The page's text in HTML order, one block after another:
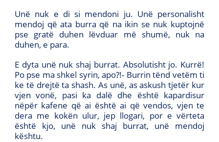
Unë nuk e di si mendoni ju. Unë personalisht
mendoj që ata burra që na ikin se nuk kuptojnë
pse gratë duhen lëvduar më shumë, nuk na
duhen, e para.
E dyta unë nuk shaj burrat. Absolutisht jo. Kurrë!
Po pse ma shkel syrin, apo?!- Burrin tënd vetëm ti
ke të drejtë ta shash. As unë, as askush tjetër kur
vjen vonë, pasi ka dalë dhe është kapardisur
nëpër kafene që ai është ai që vendos, vjen te
dera me kokën ulur, jep llogari, por e vërteta
është kjo, unë nuk shaj burrat, unë mendoj
kështu.